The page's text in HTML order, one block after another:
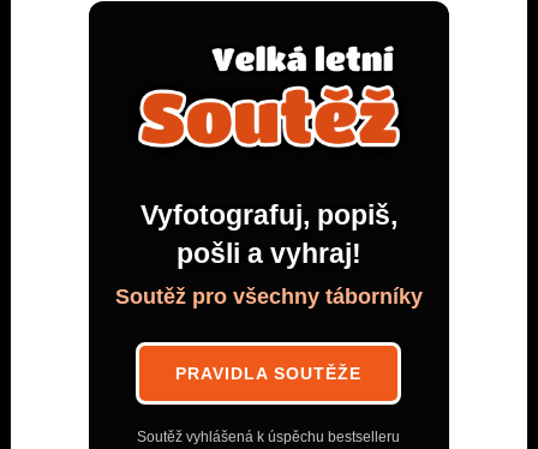
Vyfotografuj, popiš,
pošli a vyhraj!
Soutěž pro všechny táborníky
PRAVIDLA SOUTĚŽE
Soutěž vyhlášená k úspěchu bestselleru